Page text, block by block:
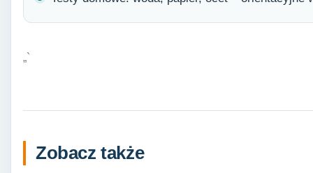
„`
Zobacz także